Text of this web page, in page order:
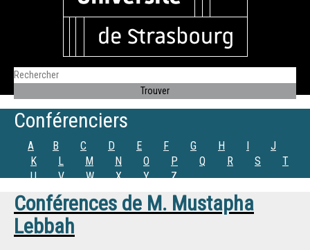
Conférenciers
A B C D E F G H I
J
K
L M N O P Q R S
T
U
V W X Y Z
Conférences de M. Mustapha
Lebbah